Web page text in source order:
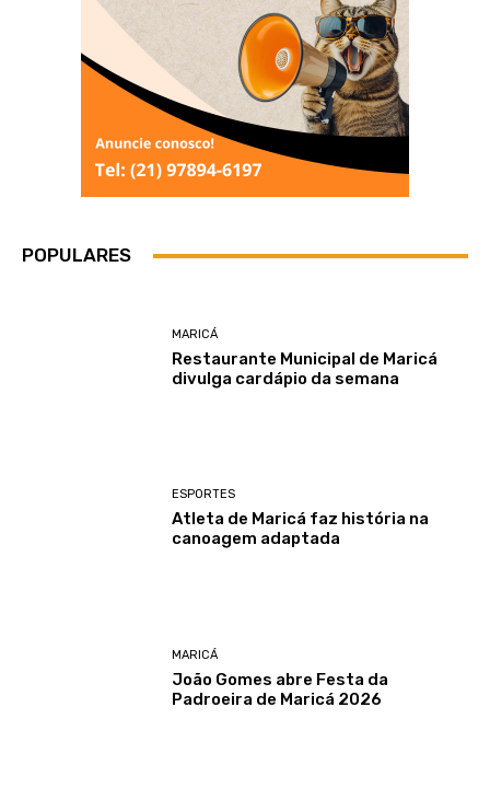
POPULARES
MARICÁ
Restaurante Municipal de Maricá
divulga cardápio da semana
ESPORTES
Atleta de Maricá faz história na
canoagem adaptada
MARICÁ
João Gomes abre Festa da
Padroeira de Maricá 2026